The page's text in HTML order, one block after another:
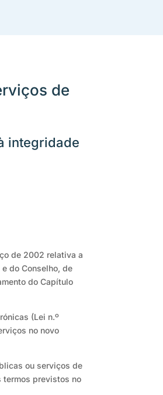
de
integridade
de 2002 relativa a
do Conselho, de
do Capítulo
(Lei n.º
no novo
ou serviços de
termos previstos no